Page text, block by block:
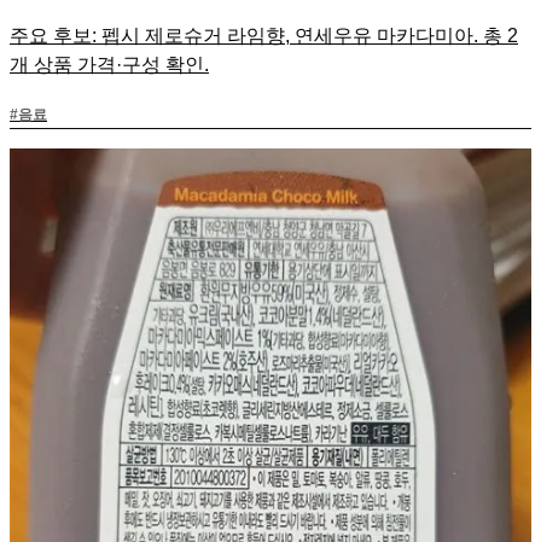
주요 후보: 펩시 제로슈거 라임향, 연세우유 마카다미아. 총 2
개 상품 가격·구성 확인.
#음료